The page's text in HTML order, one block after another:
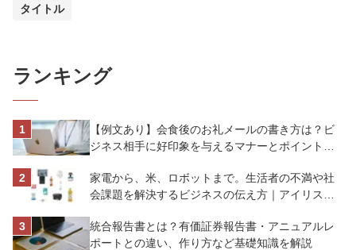
タイトル
ランキング
【例文あり】会食後のお礼メールの書き方は？ビ
ジネス相手に好印象を与えるマナーとポイントを
家電から、米、ロボットまで。生活者の不満や社
会課題を解決するビジネスの伝え方｜アイリスオ
統合報告書とは？有価証券報告書・アニュアルレ
ポートとの違い、作り方など基礎知識を解説